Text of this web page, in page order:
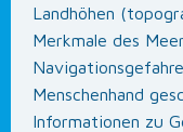
Landhöhen
Merkmale des
Menschenhand
Informationen zu